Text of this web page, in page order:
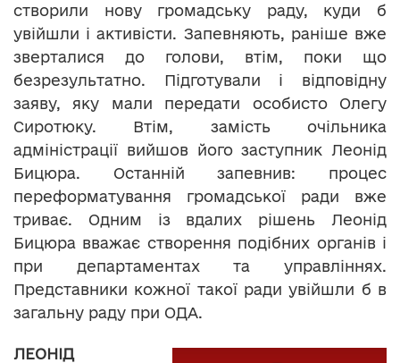
створили нову громадську раду, куди б
увійшли і активісти. Запевняють, раніше вже
зверталися до голови, втім, поки що
безрезультатно. Підготували і відповідну
заяву, яку мали передати особисто Олегу
Сиротюку. Втім, замість очільника
адміністрації вийшов його заступник Леонід
Бицюра. Останній запевнив: процес
переформатування громадської ради вже
триває. Одним із вдалих рішень Леонід
Бицюра вважає створення подібних органів і
при департаментах та управліннях.
Представники кожної такої ради увійшли б в
загальну раду при ОДА.
ЛЕОНІД